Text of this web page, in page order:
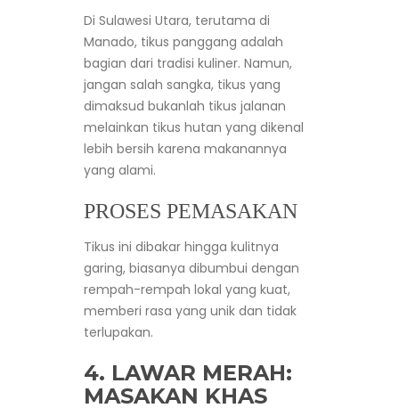
Di Sulawesi Utara, terutama di
Manado, tikus panggang adalah
bagian dari tradisi kuliner. Namun,
jangan salah sangka, tikus yang
dimaksud bukanlah tikus jalanan
melainkan tikus hutan yang dikenal
lebih bersih karena makanannya
yang alami.
PROSES PEMASAKAN
Tikus ini dibakar hingga kulitnya
garing, biasanya dibumbui dengan
rempah-rempah lokal yang kuat,
memberi rasa yang unik dan tidak
terlupakan.
4. LAWAR MERAH:
MASAKAN KHAS